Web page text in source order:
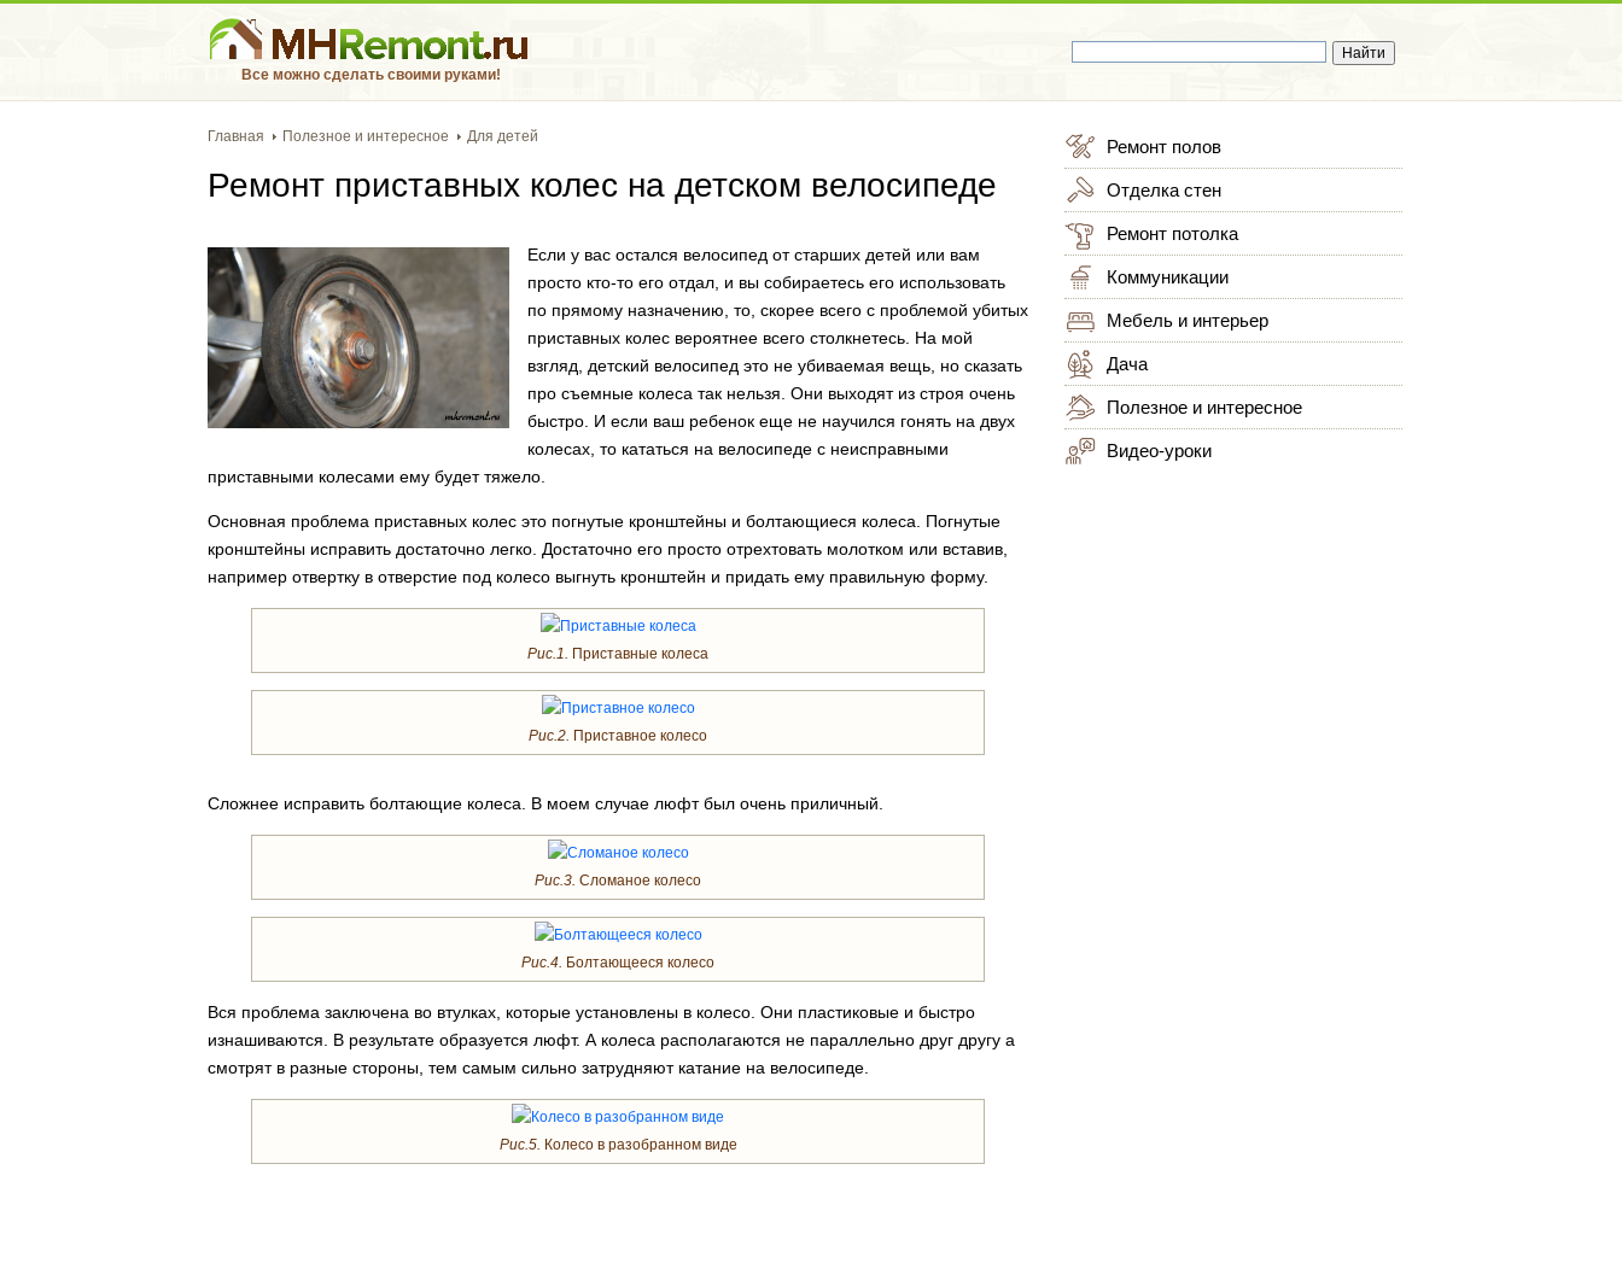
Все можно сделать своими руками!
Главная Полезное и интересное Для детей
Ремонт приставных колес на детском велосипеде
Если у вас остался велосипед от старших детей или вам
просто кто-то его отдал, и вы собираетесь его использовать
по прямому назначению, то, скорее всего с проблемой убитых
приставных колес вероятнее всего столкнетесь. На мой
взгляд, детский велосипед это не убиваемая вещь, но сказать
про съемные колеса так нельзя. Они выходят из строя очень
быстро. И если ваш ребенок еще не научился гонять на двух
колесах, то кататься на велосипеде с неисправными
приставными колесами ему будет тяжело.
Основная проблема приставных колес это погнутые кронштейны и болтающиеся колеса. Погнутые
кронштейны исправить достаточно легко. Достаточно его просто отрехтовать молотком или вставив,
например отвертку в отверстие под колесо выгнуть кронштейн и придать ему правильную форму.
Рис.1. Приставные колеса
Рис.2. Приставное колесо
Сложнее исправить болтающие колеса. В моем случае люфт был очень приличный.
Рис.3. Сломаное колесо
Рис.4. Болтающееся колесо
Вся проблема заключена во втулках, которые установлены в колесо. Они пластиковые и быстро
изнашиваются. В результате образуется люфт. А колеса располагаются не параллельно друг другу а
смотрят в разные стороны, тем самым сильно затрудняют катание на велосипеде.
Рис.5. Колесо в разобранном виде
Ремонт полов
Отделка стен
Ремонт потолка
Коммуникации
Мебель и интерьер
Дача
Полезное и интересное
Видео-уроки